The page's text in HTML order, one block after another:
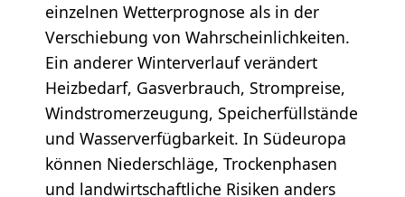
einzelnen Wetterprognose als in der
Verschiebung von Wahrscheinlichkeiten.
Ein anderer Winterverlauf verändert
Heizbedarf, Gasverbrauch, Strompreise,
Windstromerzeugung, Speicherfüllstände
und Wasserverfügbarkeit. In Südeuropa
können Niederschläge, Trockenphasen
und landwirtschaftliche Risiken anders